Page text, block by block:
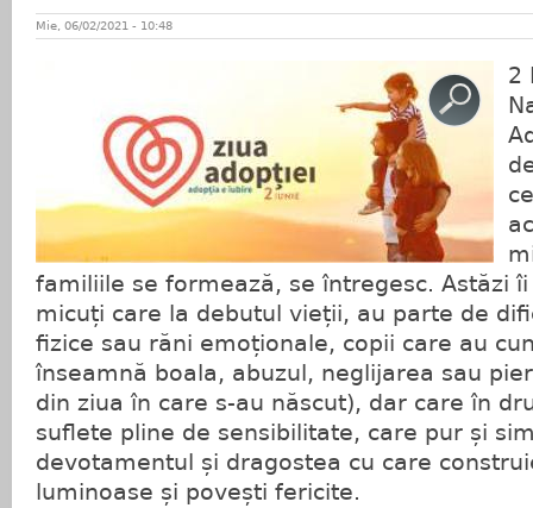
Mie, 06/02/2021 - 10:48
2
familiile se formează, se întregesc. Astăzi
micuți care la debutul vieții, au parte de
fizice sau răni emoționale, copii care au
înseamnă boala, abuzul, neglijarea sau
din ziua în care s-au născut), dar care în
suflete pline de sensibilitate, care pur și
devotamentul și dragostea cu care
luminoase și povești fericite.